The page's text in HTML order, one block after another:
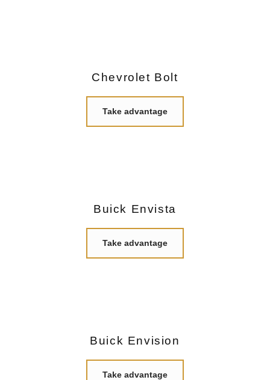
Chevrolet Bolt
Take advantage
Buick Envista
Take advantage
Buick Envision
Take advantage